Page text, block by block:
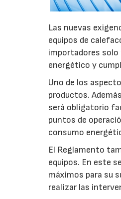
Las nuevas
equipos de
importadores solo
energético y
Uno de los
productos.
será obligatorio
puntos de
consumo
El Reglamento
equipos. En este
máximos para su
realizar las